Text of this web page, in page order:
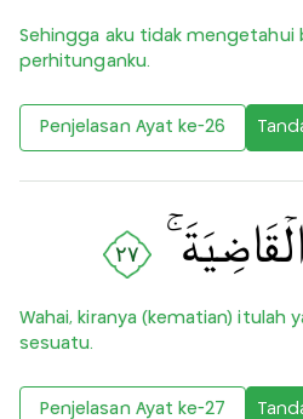
Sehingga aku tidak mengetahui
perhitunganku.
Penjelasan Ayat ke-26
٢٧
Wahai, kiranya (kematian) itulah
sesuatu.
Penjelasan Ayat ke-27